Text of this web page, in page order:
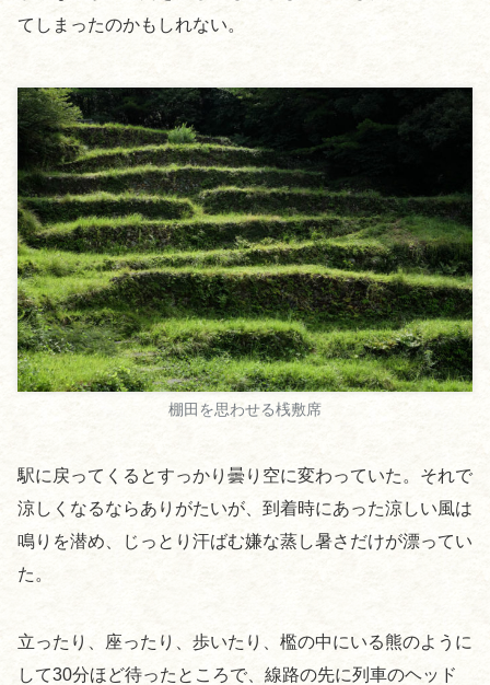
てしまったのかもしれない。
棚田を思わせる桟敷席
駅に戻ってくるとすっかり曇り空に変わっていた。それで
涼しくなるならありがたいが、到着時にあった涼しい風は
鳴りを潜め、じっとり汗ばむ嫌な蒸し暑さだけが漂ってい
た。
立ったり、座ったり、歩いたり、檻の中にいる熊のように
して30分ほど待ったところで、線路の先に列車のヘッド